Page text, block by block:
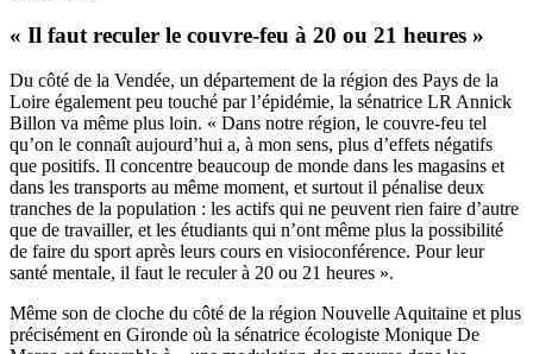
« Il faut reculer le couvre-feu à 20 ou 21 heures »
Du côté de la Vendée, un département de la région des Pays de la
Loire également peu touché par l’épidémie, la sénatrice LR Annick
Billon va même plus loin. « Dans notre région, le couvre-feu tel
qu’on le connaît aujourd’hui a, à mon sens, plus d’effets négatifs
que positifs. Il concentre beaucoup de monde dans les magasins et
dans les transports au même moment, et surtout il pénalise deux
tranches de la population : les actifs qui ne peuvent rien faire d’autre
que de travailler, et les étudiants qui n’ont même plus la possibilité
de faire du sport après leurs cours en visioconférence. Pour leur
santé mentale, il faut le reculer à 20 ou 21 heures ».
Même son de cloche du côté de la région Nouvelle Aquitaine et plus
précisément en Gironde où la sénatrice écologiste Monique De